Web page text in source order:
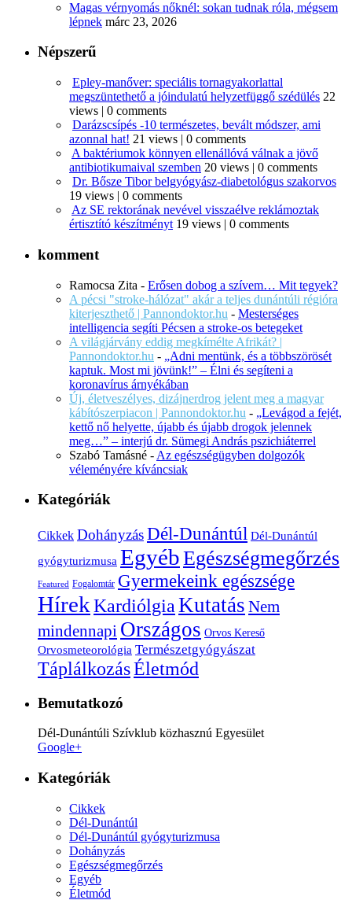
Magas vérnyomás nőknél: sokan tudnak róla, mégsem
lépnek márc 23, 2026
Népszerű
Epley-manőver: speciális tornagyakorlattal
megszüntethető a jóindulatú helyzetfüggő szédülés 22
views | 0 comments
Darázscsípés -10 természetes, bevált módszer, ami
azonnal hat! 21 views | 0 comments
A baktériumok könnyen ellenállóvá válnak a jövő
antibiotikumaival szemben 20 views | 0 comments
Dr. Bősze Tibor belgyógyász-diabetológus szakorvos
19 views | 0 comments
Az SE rektorának nevével visszaélve reklámoztak
értisztító készítményt 19 views | 0 comments
komment
Ramocsa Zita - Erősen dobog a szívem… Mit tegyek?
A pécsi "stroke-hálózat" akár a teljes dunántúli régióra
kiterjeszthető | Pannondoktor.hu - Mesterséges
intelligencia segíti Pécsen a stroke-os betegeket
A világjárvány eddig megkímélte Afrikát? |
Pannondoktor.hu - „Adni mentünk, és a többszörösét
kaptuk. Most mi jövünk!” – Élni és segíteni a
koronavírus árnyékában
Új, életveszélyes, dizájnerdrog jelent meg a magyar
kábítószerpiacon | Pannondoktor.hu - „Levágod a fejét,
kettő nő helyette, újabb és újabb drogok jelennek
meg…” – interjú dr. Sümegi András pszichiáterrel
Szabó Tamásné - Az egészségügyben dolgozók
véleményére kíváncsiak
Kategóriák
Cikkek DohányzásDél-Dunántúl Dél-Dunántúl
gyógyturizmusa EgyébEgészségmegőrzés
Featured Fogalomtár Gyermekeink egészsége
HírekKardiólgia Kutatás Nem
mindennapi Országos Orvos Kereső
Orvosmeteorológia Természetgyógyászat
TáplálkozásÉletmód
Bemutatkozó
Dél-Dunántúli Szívklub közhasznú Egyesület
Google+
Kategóriák
Cikkek
Dél-Dunántúl
Dél-Dunántúl gyógyturizmusa
Dohányzás
Egészségmegőrzés
Egyéb
Életmód